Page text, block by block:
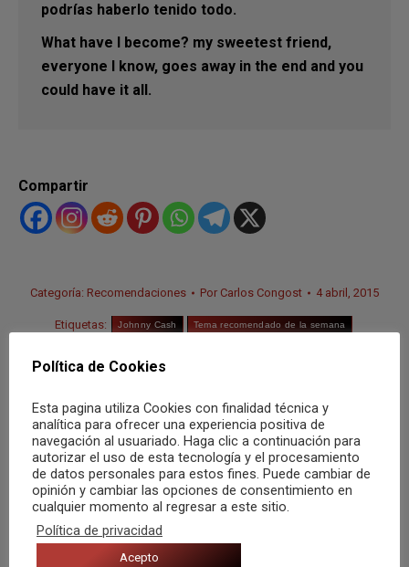
podrías haberlo tenido todo.
What have I become? my sweetest friend,
everyone I know, goes away in the end and you
could have it all.
Compartir
Categoría: Recomendaciones Por Carlos Congost 4 abril, 2015
Etiquetas: Johnny Cash Tema recomendado de la semana
Autor: Carlos Congost
¿Que quién soy yo?” es
probablemente una de las
preguntas más difíciles y profundas
que puede hacerse una persona.
Dicen que el nombre es una
Política de Cookies
Esta pagina utiliza Cookies con finalidad técnica y
analítica para ofrecer una experiencia positiva de
navegación al usuariado. Haga clic a continuación para
autorizar el uso de esta tecnología y el procesamiento
de datos personales para estos fines. Puede cambiar de
opinión y cambiar las opciones de consentimiento en
cualquier momento al regresar a este sitio.
Política de privacidad
Acepto